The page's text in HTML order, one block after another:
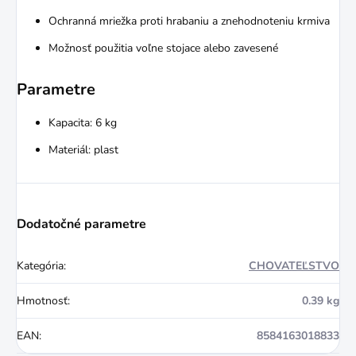
Ochranná mriežka proti hrabaniu a znehodnoteniu krmiva
Možnosť použitia voľne stojace alebo zavesené
Parametre
Kapacita: 6 kg
Materiál: plast
Dodatočné parametre
Kategória: CHOVATEĽSTVO
Hmotnosť: 0.39 kg
EAN: 8584163018833